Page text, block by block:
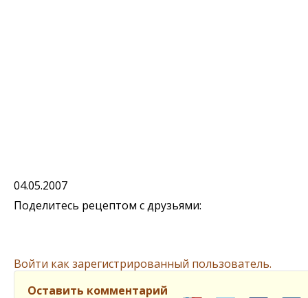
04.05.2007
Поделитесь рецептом с друзьями:
Войти как зарегистрированный пользователь.
Оставить комментарий